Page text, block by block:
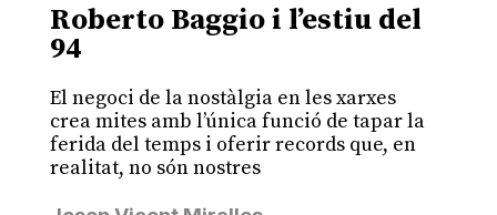
Roberto Baggio i l’estiu del
94
El negoci de la nostàlgia en les xarxes
crea mites amb l’única funció de tapar la
ferida del temps i oferir records que, en
realitat, no són nostres